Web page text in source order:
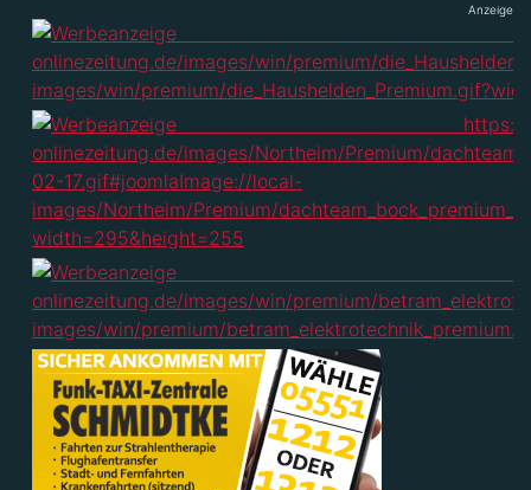
Anzeige